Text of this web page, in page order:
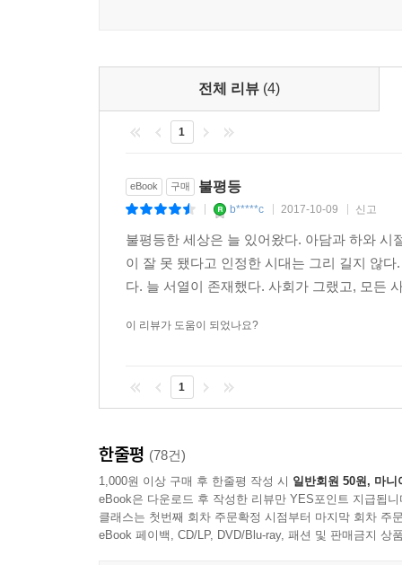
격이 세계 어디서나 똑같아진다. 다시 말해서, 미
은 미국의 임금 수준보다 인도와 중국의 임금 수
혜택을 주는 프로그램들에 대한 지출 역시 삭감
하지만 무역 협정들이 경제의 급속한 성장 혹은
는 증거는 거의 보이지 않는다.--- p.367∼368
무엇보다 중요한 것은 미국의 심각한 불평등이
다.--- p.348
굳이 이름을 붙이자, 우리 시대의 자본주의는 짝
있다. 우리는 이익은 사유화하고 손실은 사회화
율이 훨씬 높아졌지만, 이들의 생산성이 여기에 비
세계 어느 나라를 막론하고 부채에 의존하는 대
들리고 있다. 유럽에서는 긴축은 긴축을 낳고, 그
466
불평등에는 소득과 부의 불평등만이 있는 것이
측면에서도 불평등이 있다. 여성 차별과 아동기
불평등은 서로 연결되어 있다. 아동기 박탈과 교
기회의 불평등 역시 심각한 양상으로 나타난다.
기회의 불평등을 낳는 가장 중요한 요인은 교육
비용이다. 우리나라와 마찬가지로 스티글리츠
등록금을 인상했기 때문이다. 미국인들이 주
감당하기 위해 과도한 빚을 감수해야 하는 상
많아졌고, 대학생들의 평균 학자금 채무는 약 3만
어둡고, 고등 교육을 받으면 빚더미에 앉게 될 터
문제는 자본주의가 아니라 짝퉁 자본주의다
스티글리츠가 보기에, 오늘날의 극단화된 불평등
전체 리뷰 (4)
1
eBook 구매 불평등
b*****c 2017-10-09 신고
불평등한 세상은 늘 있어왔다. 아담과 하와
이 잘 못 됐다고 인정한 시대는 그리 길지 않
다. 늘 서열이 존재했다. 사회가 그랬고, 모든
이 리뷰가 도움이 되었나요?
1
한줄평 (78건)
1,000원 이상 구매 후 한줄평 작성 시 일반회원 50원, 마니
eBook은 다운로드 후 작성한 리뷰만 YES포인트 지급됩니
클래스는 첫번째 회차 주문확정 시점부터 마지막 회차 주
eBook 페이백, CD/LP, DVD/Blu-ray, 패션 및 판매금지 상